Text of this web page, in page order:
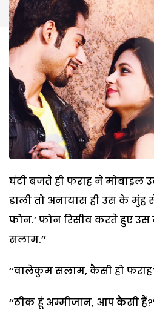
घंटी बजते ही फराह ने मोबाइल
डाली तो अनायास ही उस के मुंह
फोन.’ फोन रिसीव करते हुए उस
सलाम.’’
‘‘वालेकुम सलाम, कैसी हो
‘‘ठीक हूं अम्मीजान, आप कैसी